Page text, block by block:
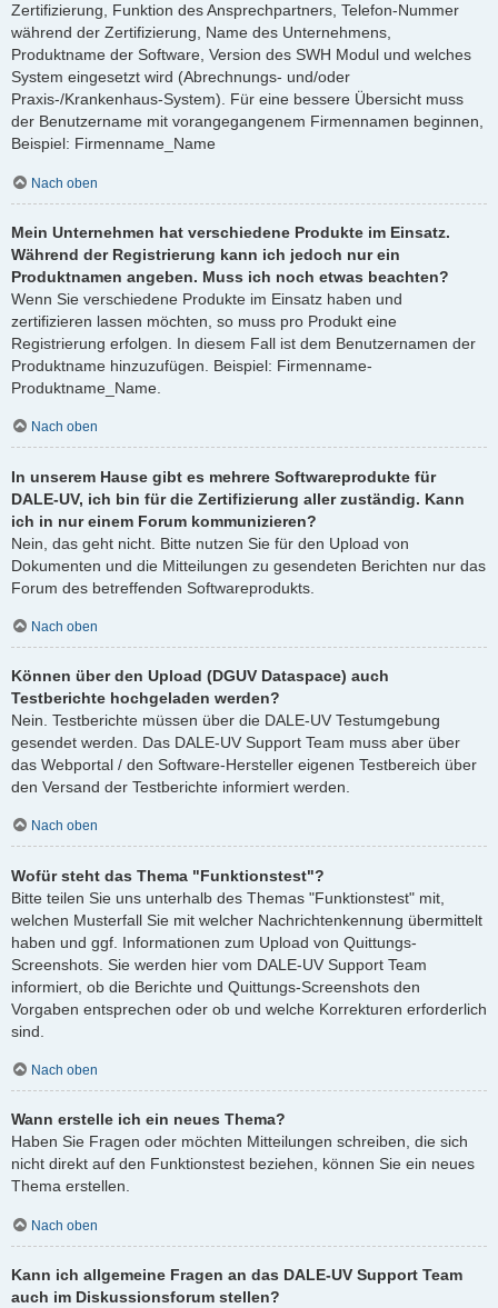
Zertifizierung, Funktion des Ansprechpartners, Telefon-Nummer
während der Zertifizierung, Name des Unternehmens,
Produktname der Software, Version des SWH Modul und welches
System eingesetzt wird (Abrechnungs- und/oder
Praxis-/Krankenhaus-System). Für eine bessere Übersicht muss
der Benutzername mit vorangegangenem Firmennamen beginnen,
Beispiel: Firmenname_Name
Nach oben
Mein Unternehmen hat verschiedene Produkte im Einsatz.
Während der Registrierung kann ich jedoch nur ein
Produktnamen angeben. Muss ich noch etwas beachten?
Wenn Sie verschiedene Produkte im Einsatz haben und
zertifizieren lassen möchten, so muss pro Produkt eine
Registrierung erfolgen. In diesem Fall ist dem Benutzernamen der
Produktname hinzuzufügen. Beispiel: Firmenname-
Produktname_Name.
Nach oben
In unserem Hause gibt es mehrere Softwareprodukte für
DALE-UV, ich bin für die Zertifizierung aller zuständig. Kann
ich in nur einem Forum kommunizieren?
Nein, das geht nicht. Bitte nutzen Sie für den Upload von
Dokumenten und die Mitteilungen zu gesendeten Berichten nur das
Forum des betreffenden Softwareprodukts.
Nach oben
Können über den Upload (DGUV Dataspace) auch
Testberichte hochgeladen werden?
Nein. Testberichte müssen über die DALE-UV Testumgebung
gesendet werden. Das DALE-UV Support Team muss aber über
das Webportal / den Software-Hersteller eigenen Testbereich über
den Versand der Testberichte informiert werden.
Nach oben
Wofür steht das Thema "Funktionstest"?
Bitte teilen Sie uns unterhalb des Themas "Funktionstest" mit,
welchen Musterfall Sie mit welcher Nachrichtenkennung übermittelt
haben und ggf. Informationen zum Upload von Quittungs-
Screenshots. Sie werden hier vom DALE-UV Support Team
informiert, ob die Berichte und Quittungs-Screenshots den
Vorgaben entsprechen oder ob und welche Korrekturen erforderlich
sind.
Nach oben
Wann erstelle ich ein neues Thema?
Haben Sie Fragen oder möchten Mitteilungen schreiben, die sich
nicht direkt auf den Funktionstest beziehen, können Sie ein neues
Thema erstellen.
Nach oben
Kann ich allgemeine Fragen an das DALE-UV Support Team
auch im Diskussionsforum stellen?